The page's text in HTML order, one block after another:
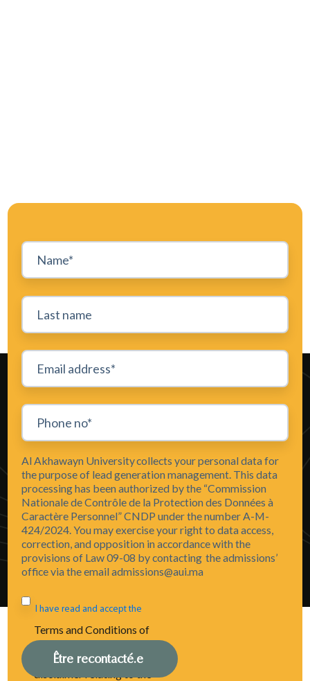
Al Akhawayn University collects your personal data for
the purpose of lead generation management. This data
processing has been authorized by the “Commission
Nationale de Contrôle de la Protection des Données à
Caractère Personnel” CNDP under the number A-M-
424/2024. You may exercise your right to data access,
correction, and opposition in accordance with the
provisions of Law 09-08 by contacting the admissions’
office via the email admissions@aui.ma
I have read and accept the
Terms and Conditions of
Use, including the
disclaimer relating to the